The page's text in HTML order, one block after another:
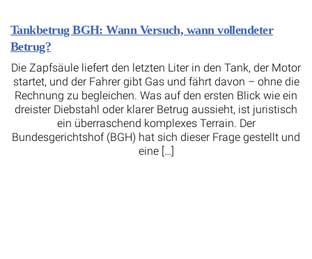
Tankbetrug BGH: Wann Versuch, wann vollendeter
Betrug?
Die Zapfsäule liefert den letzten Liter in den Tank, der Motor
startet, und der Fahrer gibt Gas und fährt davon – ohne die
Rechnung zu begleichen. Was auf den ersten Blick wie ein
dreister Diebstahl oder klarer Betrug aussieht, ist juristisch
ein überraschend komplexes Terrain. Der
Bundesgerichtshof (BGH) hat sich dieser Frage gestellt und
eine […]